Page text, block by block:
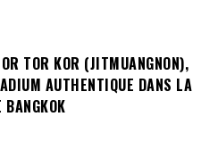
TOR KOR (JITMUANGNON),
AUTHENTIQUE DANS LA
BANGKOK